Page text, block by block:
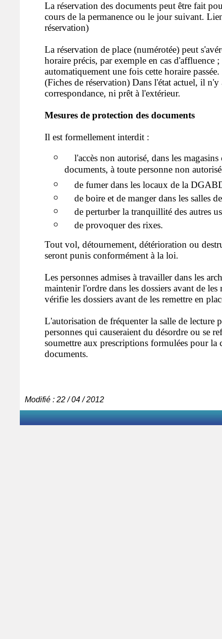
La réservation des documents peut être fait
cours de la permanence ou le jour suivant.
réservation)
La réservation de place (numérotée) peut
horaire précis, par exemple en cas d'affluence
automatiquement une fois cette horaire
(Fiches de réservation) Dans l'état actuel, il
correspondance, ni prêt à l'extérieur.
Mesures de protection des documents
Il est formellement interdit :
l'accès non autorisé, dans les magasins
documents, à toute personne non
de fumer dans les locaux de la
de boire et de manger dans les salles
de perturber la tranquillité des autres
de provoquer des rixes.
Tout vol, détournement, détérioration ou
seront punis conformément à la loi.
Les personnes admises à travailler dans les
maintenir l'ordre dans les dossiers avant de
vérifie les dossiers avant de les remettre en
L'autorisation de fréquenter la salle de lecture
personnes qui causeraient du désordre ou se
soumettre aux prescriptions formulées pour la
documents.
Modifié : 22 / 04 / 2012